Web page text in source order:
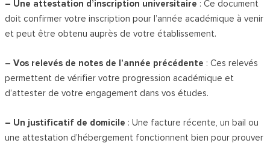
– Une attestation d’inscription universitaire : Ce document
doit confirmer votre inscription pour l’année académique à venir
et peut être obtenu auprès de votre établissement.
– Vos relevés de notes de l’année précédente : Ces relevés
permettent de vérifier votre progression académique et
d’attester de votre engagement dans vos études.
– Un justificatif de domicile : Une facture récente, un bail ou
une attestation d’hébergement fonctionnent bien pour prouver